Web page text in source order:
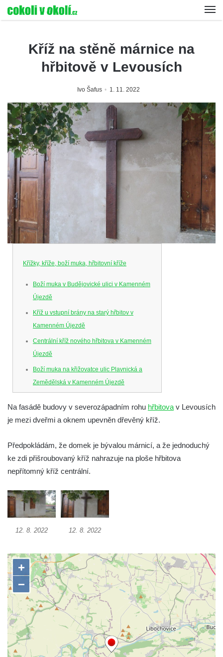
Kříž na stěně márnice na
hřbitově v Levousích
Ivo Šafus 1. 11. 2022
Křížky, kříže, boží muka, hřbitovní kříže
Boží muka v Budějovické ulici v Kamenném
Újezdě
Kříž u vstupní brány na starý hřbitov v
Kamenném Újezdě
Centrální kříž nového hřbitova v Kamenném
Újezdě
Boží muka na křižovatce ulic Plavnická a
Zemědělská v Kamenném Újezdě
v Kamenném Újezdě
Kříž na křižovatce ulic 5. května a Dělnická
Kříž v Dělnické ulici v Kamenném Újezdě
Boží muka na křižovatce ulic Latrán a K
Centrální kříž hřbitova ve Velešíně
Kříž u kostela svatého Václava ve Velešíně
Kříž u brány na hřbitov ve Velešíně
Kříž u fary v Římově
Kříž u lípy Jana Gurreho v Římově
Boží muka u hřbitova v Římově
Centrální kříž hřbitova v Římově
Kříž na návsi v Dolním Třeboníně
Kříž poblíž domu čp. 169 v Plavu
Kříž na návsi v Plavu
Na fasádě budovy v severozápadním rohu hřbitova v Levousích
je mezi dveřmi a oknem upevněn dřevěný kříž.
Předpokládám, že domek je bývalou márnicí, a že jednoduchý
ke zdi přišroubovaný kříž nahrazuje na ploše hřbitova
nepřítomný kříž centrální.
12. 8. 2022 12. 8. 2022